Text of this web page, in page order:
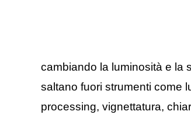
cambiando la luminosità e la
saltano fuori strumenti come
processing, vignettatura,